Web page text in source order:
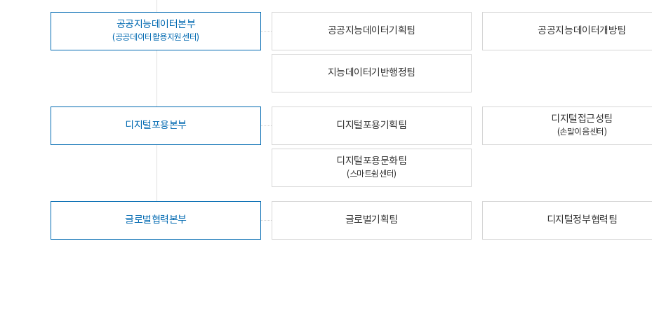
공공지능데이터본부
(공공데이터활용지원센터)
공공지능데이터기획팀 공공지능데이터개방팀
지능데이터기반행정팀
디지털포용본부 디지털포용기획팀
디지털접근성팀
(손말이음센터)
디지털포용문화팀
(스마트쉼센터)
글로벌협력본부 글로벌기획팀 디지털정부협력팀